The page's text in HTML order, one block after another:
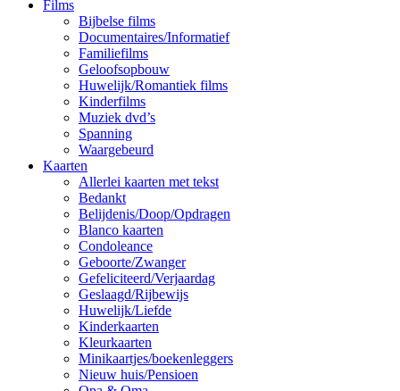
Films
Bijbelse films
Documentaires/Informatief
Familiefilms
Geloofsopbouw
Huwelijk/Romantiek films
Kinderfilms
Muziek dvd’s
Spanning
Waargebeurd
Kaarten
Allerlei kaarten met tekst
Bedankt
Belijdenis/Doop/Opdragen
Blanco kaarten
Condoleance
Geboorte/Zwanger
Gefeliciteerd/Verjaardag
Geslaagd/Rijbewijs
Huwelijk/Liefde
Kinderkaarten
Kleurkaarten
Minikaartjes/boekenleggers
Nieuw huis/Pensioen